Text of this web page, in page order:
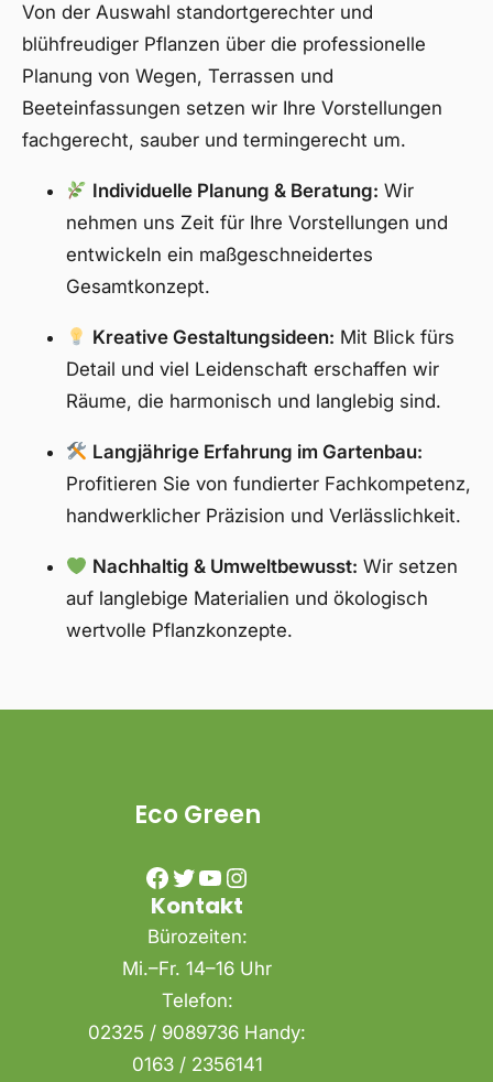
Von der Auswahl standortgerechter und
blühfreudiger Pflanzen über die professionelle
Planung von Wegen, Terrassen und
Beeteinfassungen setzen wir Ihre Vorstellungen
fachgerecht, sauber und termingerecht um.
Individuelle Planung & Beratung: Wir
nehmen uns Zeit für Ihre Vorstellungen und
entwickeln ein maßgeschneidertes
Gesamtkonzept.
Kreative Gestaltungsideen: Mit Blick fürs
Detail und viel Leidenschaft erschaffen wir
Räume, die harmonisch und langlebig sind.
Langjährige Erfahrung im Gartenbau:
Profitieren Sie von fundierter Fachkompetenz,
handwerklicher Präzision und Verlässlichkeit.
Nachhaltig & Umweltbewusst: Wir setzen
auf langlebige Materialien und ökologisch
wertvolle Pflanzkonzepte.
Eco Green
Facebook Twitter YouTube Instagram
Kontakt
Bürozeiten:
Mi.–Fr. 14–16 Uhr
Telefon:
02325 / 9089736 Handy:
0163 / 2356141